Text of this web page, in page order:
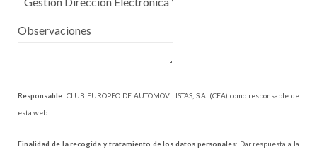
Observaciones
Responsable: CLUB EUROPEO DE AUTOMOVILISTAS, S.A. (CEA) como responsable de
esta web.
Finalidad de la recogida y tratamiento de los datos personales: Dar respuesta a la